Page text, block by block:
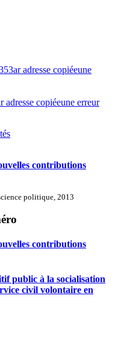
adresse copiéeune
adresse copiéeune erreur
contributions
politique, 2013
contributions
public à la socialisation
civil volontaire en